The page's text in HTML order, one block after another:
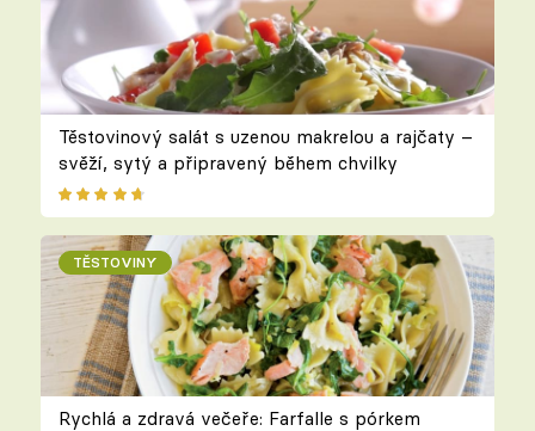
Těstovinový salát s uzenou makrelou a rajčaty –
svěží, sytý a připravený během chvilky
TĚSTOVINY
Rychlá a zdravá večeře: Farfalle s pórkem